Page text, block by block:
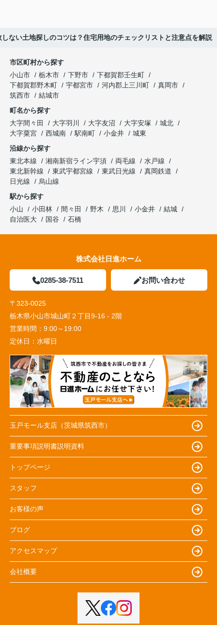
ない土地探しのコツは？住宅用地のチェックリストと注意点を解説
市区町村から探す
小山市
栃木市 下野市
下都賀郡壬生町
下都賀郡野木町
宇都宮市 河内郡上三川町
真岡市
筑西市
結城市
町名から探す
大字間々田
大字羽川 大字友沼 大字安塚
城北
大字粟宮
西城南 駅南町 小金井
城東
沿線から探す
東北本線
湘南新宿ライン宇須 両毛線
水戸線
東北新幹線
東武宇都宮線 東武日光線
真岡鉄道
日光線
烏山線
駅から探す
小山
小田林 間々田 野木 思川 小金井
結城
自治医大
国谷 石橋
株式会社日進ホーム
0285-38-7511 お問い合わせ
〒323-0025
栃木県小山市城山町２丁目9-16 - 2階
営業時間： 9:00～19:00
定休日： 水曜日
玉戸モール支店（茨城県筑西市）
重要事項説明書説明資料
トップページ
スタッフ
お客様の声
ブログ
アクセスマップ
会社概要